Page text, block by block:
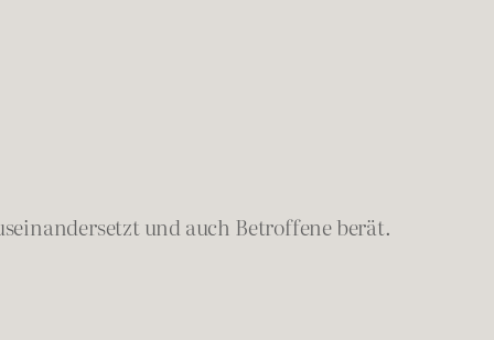
und auch Betroffene berät.